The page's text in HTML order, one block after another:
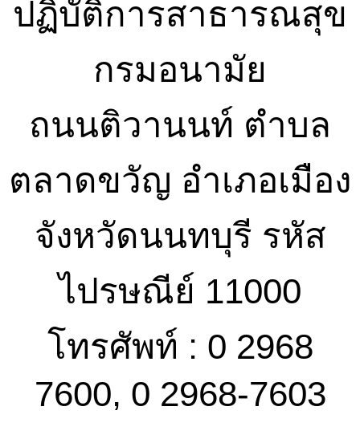
ปฏิบัติการสาธารณสุข
กรมอนามัย
ถนนติวานนท์ ตำบล
ตลาดขวัญ อำเภอเมือง
จังหวัดนนทบุรี รหัส
ไปรษณีย์ 11000
โทรศัพท์ : 0 2968
7600, 0 2968-7603